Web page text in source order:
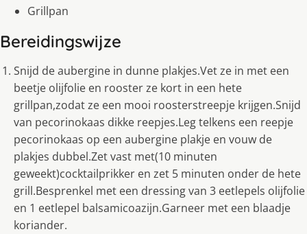
Grillpan
Bereidingswijze
Snijd de aubergine in dunne plakjes.Vet ze in met een
beetje olijfolie en rooster ze kort in een hete
grillpan,zodat ze een mooi roosterstreepje krijgen.Snijd
van pecorinokaas dikke reepjes.Leg telkens een reepje
pecorinokaas op een aubergine plakje en vouw de
plakjes dubbel.Zet vast met(10 minuten
geweekt)cocktailprikker en zet 5 minuten onder de hete
grill.Besprenkel met een dressing van 3 eetlepels olijfolie
en 1 eetlepel balsamicoazijn.Garneer met een blaadje
koriander.